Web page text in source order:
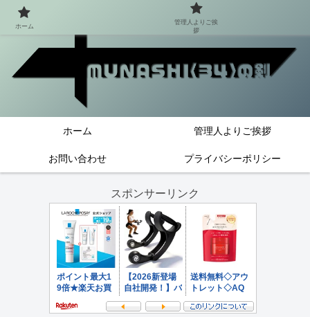
ホーム 管理人よりご挨拶
お問い合わせ プライバシーポリシー
スポンサーリンク
ホーム
管理人よりご挨
拶